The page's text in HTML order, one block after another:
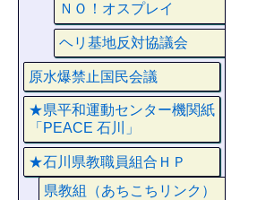
ＮＯ！オスプレイ
ヘリ基地反対協議会
原水爆禁止国民会議
★県平和運動センター機関紙
「PEACE 石川」
★石川県教職員組合ＨＰ
県教組（あちこちリンク）